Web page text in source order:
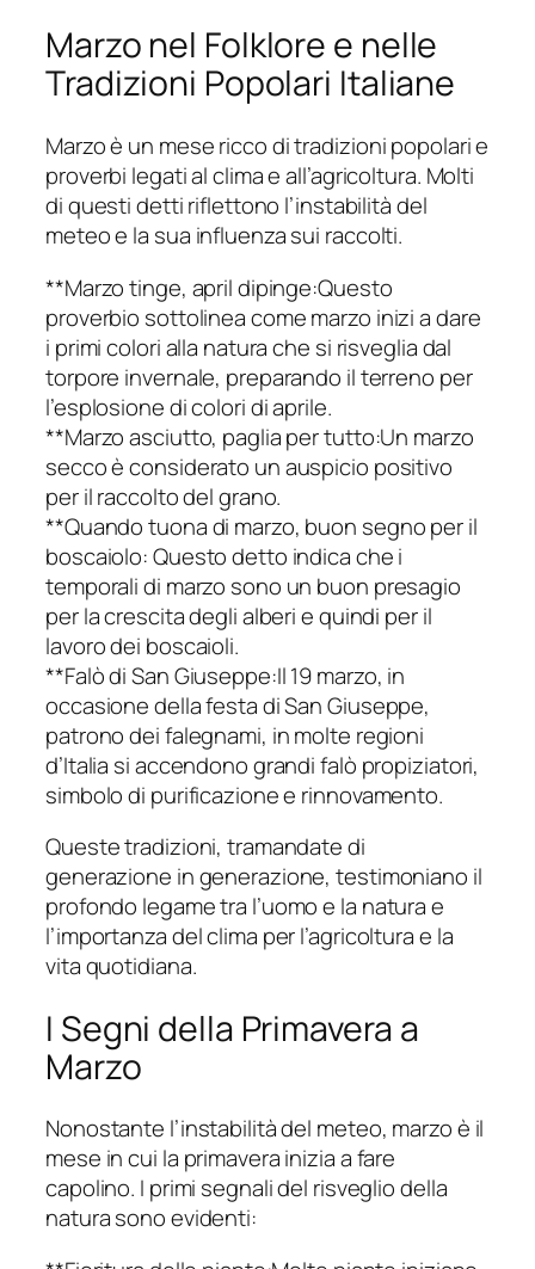
Marzo nel Folklore e nelle
Tradizioni Popolari Italiane
Marzo è un mese ricco di tradizioni popolari e
proverbi legati al clima e all’agricoltura. Molti
di questi detti riflettono l’instabilità del
meteo e la sua influenza sui raccolti.
**Marzo tinge, april dipinge:Questo
proverbio sottolinea come marzo inizi a dare
i primi colori alla natura che si risveglia dal
torpore invernale, preparando il terreno per
l’esplosione di colori di aprile.
**Marzo asciutto, paglia per tutto:Un marzo
secco è considerato un auspicio positivo
per il raccolto del grano.
**Quando tuona di marzo, buon segno per il
boscaiolo: Questo detto indica che i
temporali di marzo sono un buon presagio
per la crescita degli alberi e quindi per il
lavoro dei boscaioli.
**Falò di San Giuseppe:Il 19 marzo, in
occasione della festa di San Giuseppe,
patrono dei falegnami, in molte regioni
d’Italia si accendono grandi falò propiziatori,
simbolo di purificazione e rinnovamento.
Queste tradizioni, tramandate di
generazione in generazione, testimoniano il
profondo legame tra l’uomo e la natura e
l’importanza del clima per l’agricoltura e la
vita quotidiana.
I Segni della Primavera a
Marzo
Nonostante l’instabilità del meteo, marzo è il
mese in cui la primavera inizia a fare
capolino. I primi segnali del risveglio della
natura sono evidenti: